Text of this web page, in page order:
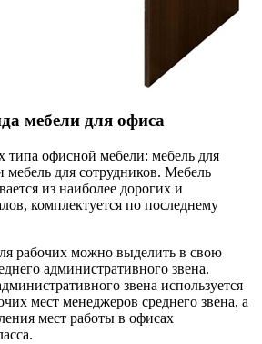
мебели для офиса
типа офисной мебели: мебель для
мебель для сотрудников. Мебель
из наиболее дорогих и
комплектуется по последнему
рабочих можно выделить в свою
административного звена.
звена используется
мест менеджеров среднего звена, а
мест работы в офисах